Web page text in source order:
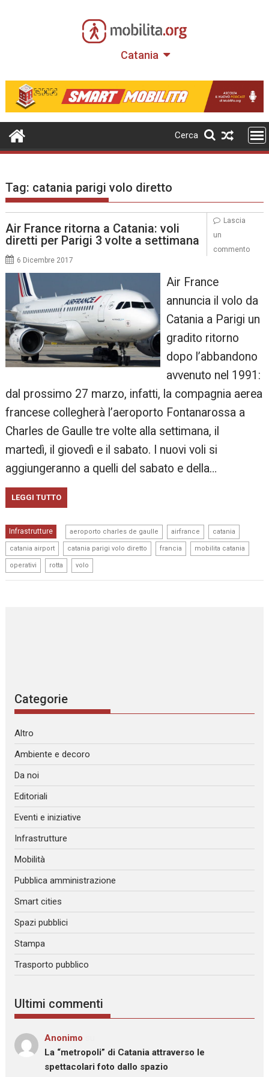
Catania
Cerca
Tag: catania parigi volo diretto
Air France ritorna a Catania: voli
diretti per Parigi 3 volte a settimana
6 Dicembre 2017
Air France
annuncia il volo da
Catania a Parigi un
gradito ritorno
dopo l’abbandono
avvenuto nel 1991:
dal prossimo 27 marzo, infatti, la compagnia aerea
francese collegherà l’aeroporto Fontanarossa a
Charles de Gaulle tre volte alla settimana, il
martedì, il giovedì e il sabato. I nuovi voli si
aggiungeranno a quelli del sabato e della…
LEGGI TUTTO
Infrastrutture aeroporto charles de gaulle airfrance catania
catania airport catania parigi volo diretto francia mobilita catania
operativi rotta volo
Lascia
un
commento
Categorie
Altro
Ambiente e decoro
Da noi
Editoriali
Eventi e iniziative
Infrastrutture
Mobilità
Pubblica amministrazione
Smart cities
Spazi pubblici
Stampa
Trasporto pubblico
Ultimi commenti
Anonimo
La “metropoli” di Catania attraverso le
spettacolari foto dallo spazio